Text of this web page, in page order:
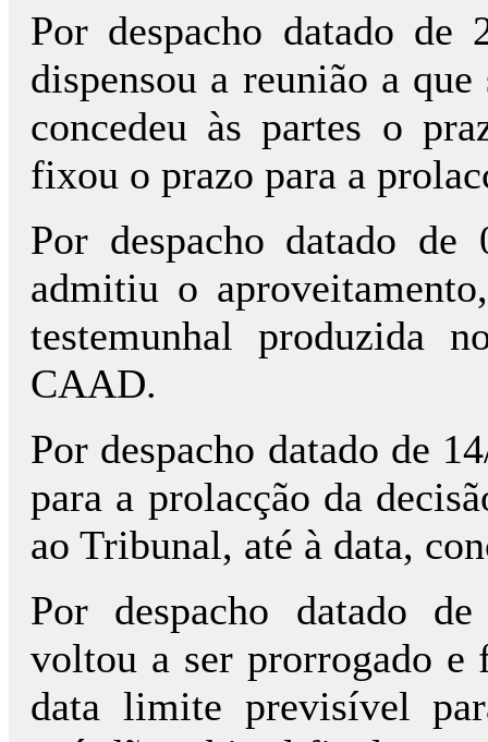
Por despacho datado
dispensou a reunião a
concedeu às partes o
fixou o prazo para a
Por despacho datado
admitiu o
testemunhal produzida
CAAD.
Por despacho datado de
para a prolacção da
ao Tribunal, até à data,
Por despacho datado
voltou a ser prorrogado e
data limite previsível